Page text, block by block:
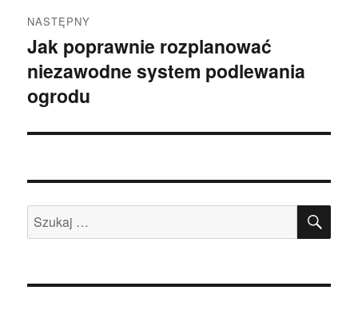
NASTĘPNY
Następny
wpis:
Jak poprawnie rozplanować
niezawodne system podlewania
ogrodu
Szukaj: